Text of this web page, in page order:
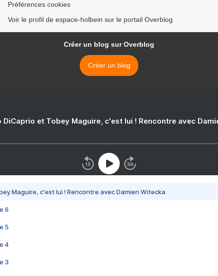
Préférences cookies
Voir le profil de espace-holbein sur le portail Overblog
Créer un blog sur Overblog
Créer un blog
DiCaprio et Tobey Maguire, c'est lui ! Rencontre avec
Maguire, c'est lui ! Rencontre avec Damien Witecka
6
5
4
3